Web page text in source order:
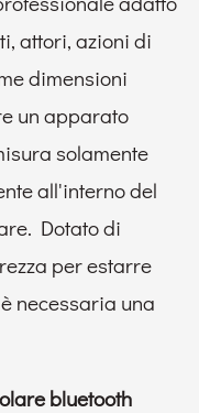
attori, azioni di
dimensioni
un apparato
solamente
all'interno del
Dotato di
per estarre
necessaria una
bluetooth